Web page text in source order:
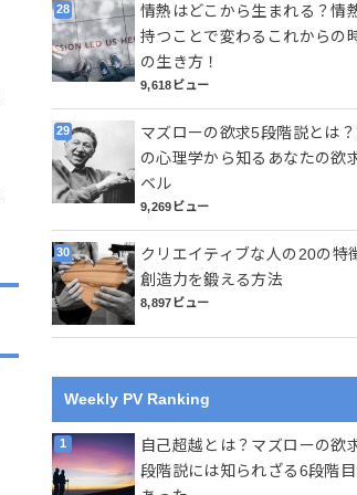
情熱はどこから生まれる？情
持つことで変わるこれからの
の生き方！
9,618ビュー
マズローの欲求5段階説とは
の心理学から知るあなたの欲
ベル
9,269ビュー
クリエイティブな人の20の特
創造力を鍛える方法
8,897ビュー
Weekly PV Ranking
自己超越とは？マズローの欲
段階説には知られざる6段階